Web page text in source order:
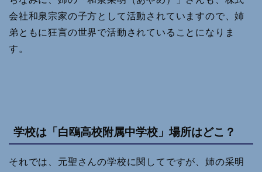
会社和泉宗家の子方として活動されていますので、姉
弟ともに狂言の世界で活動されていることになりま
す。
学校は「白鴎高校附属中学校」場所はどこ？
それでは、元聖さんの学校に関してですが、姉の采明